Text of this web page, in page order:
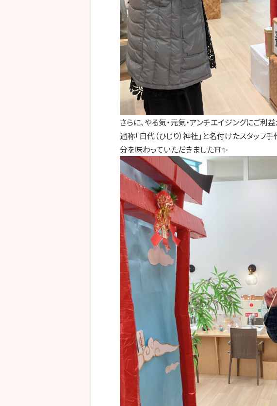
さらに、やる気・元気・アンチエイジングにご利
通称「日代（ひじり）神社」と名付けたスタッフ
分を味わっていただきました⛩️✨